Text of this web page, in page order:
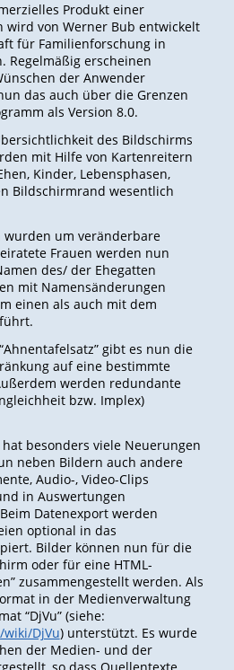
Produkt einer
wird von Werner Bub entwickelt
für Familienforschung in
Regelmäßig erscheinen
der Anwender
das auch über die Grenzen
als Version 8.0.
des Bildschirms
mit Hilfe von Kartenreitern
Kinder, Lebensphasen,
Bildschirmrand wesentlich
wurden um veränderbare
Frauen werden nun
des/ der Ehegatten
mit Namensänderungen
einen als auch mit dem
gibt es nun die
auf eine bestimmte
werden redundante
bzw. Implex)
besonders viele Neuerungen
neben Bildern auch andere
Audio-, Video-Clips
in Auswertungen
Datenexport werden
optional in das
Bilder können nun für die
oder für eine HTML-
zusammengestellt werden. Als
in der Medienverwaltung
“DjVu” (siehe:
DjVu) unterstützt. Es wurde
der Medien- und der